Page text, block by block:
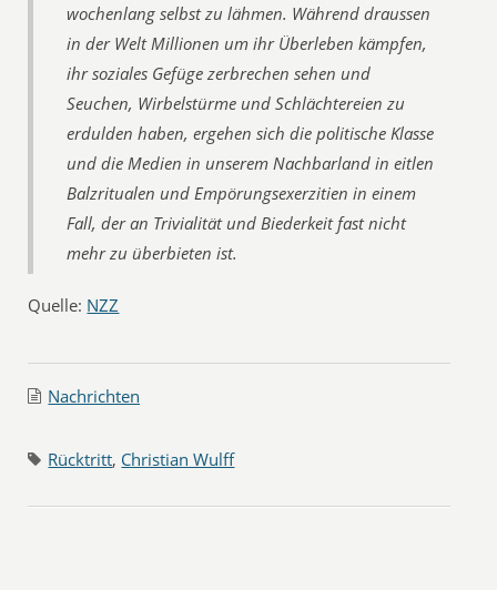
wochenlang selbst zu lähmen. Während draussen
in der Welt Millionen um ihr Überleben kämpfen,
ihr soziales Gefüge zerbrechen sehen und
Seuchen, Wirbelstürme und Schlächtereien zu
erdulden haben, ergehen sich die politische Klasse
und die Medien in unserem Nachbarland in eitlen
Balzritualen und Empörungsexerzitien in einem
Fall, der an Trivialität und Biederkeit fast nicht
mehr zu überbieten ist.
Quelle: NZZ
Nachrichten
Rücktritt, Christian Wulff